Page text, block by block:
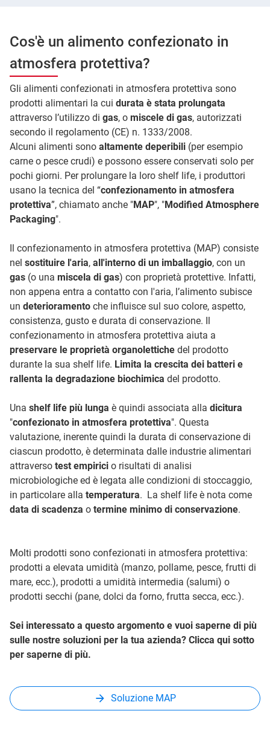
Cos'è un alimento confezionato in
atmosfera protettiva?
Gli alimenti confezionati in atmosfera protettiva sono
prodotti alimentari la cui durata è stata prolungata
attraverso l’utilizzo di gas, o miscele di gas, autorizzati
secondo il regolamento (CE) n. 1333/2008.
Alcuni alimenti sono altamente deperibili (per esempio
carne o pesce crudi) e possono essere conservati solo per
pochi giorni. Per prolungare la loro shelf life, i produttori
usano la tecnica del “confezionamento in atmosfera
protettiva”, chiamato anche "MAP", "Modified Atmosphere
Packaging".
Il confezionamento in atmosfera protettiva (MAP) consiste
nel sostituire l'aria, all'interno di un imballaggio, con un
gas (o una miscela di gas) con proprietà protettive. Infatti,
non appena entra a contatto con l'aria, l’alimento subisce
un deterioramento che influisce sul suo colore, aspetto,
consistenza, gusto e durata di conservazione. Il
confezionamento in atmosfera protettiva aiuta a
preservare le proprietà organolettiche del prodotto
durante la sua shelf life. Limita la crescita dei batteri e
rallenta la degradazione biochimica del prodotto.
Una shelf life più lunga è quindi associata alla dicitura
"confezionato in atmosfera protettiva". Questa
valutazione, inerente quindi la durata di conservazione di
ciascun prodotto, è determinata dalle industrie alimentari
attraverso test empirici o risultati di analisi
microbiologiche ed è legata alle condizioni di stoccaggio,
in particolare alla temperatura. La shelf life è nota come
data di scadenza o termine minimo di conservazione.
Molti prodotti sono confezionati in atmosfera protettiva:
prodotti a elevata umidità (manzo, pollame, pesce, frutti di
mare, ecc.), prodotti a umidità intermedia (salumi) o
prodotti secchi (pane, dolci da forno, frutta secca, ecc.).
Sei interessato a questo argomento e vuoi saperne di più
sulle nostre soluzioni per la tua azienda? Clicca qui sotto
per saperne di più.
Soluzione MAP